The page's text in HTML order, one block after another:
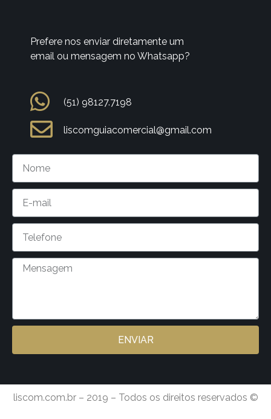
Prefere nos enviar diretamente um
email ou mensagem no Whatsapp?
(51) 98127.7198
liscomguiacomercial@gmail.com
ENVIAR
liscom.com.br – 2019 – Todos os direitos reservados ©